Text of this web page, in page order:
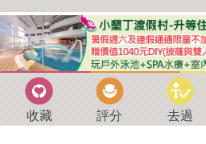
收藏 評分 去過